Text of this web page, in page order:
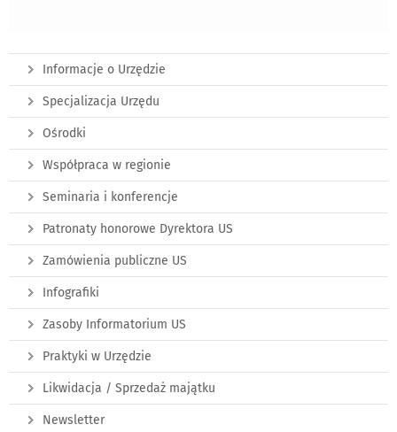
Informacje o Urzędzie
Specjalizacja Urzędu
Ośrodki
Współpraca w regionie
Seminaria i konferencje
Patronaty honorowe Dyrektora US
Zamówienia publiczne US
Infografiki
Zasoby Informatorium US
Praktyki w Urzędzie
Likwidacja / Sprzedaż majątku
Newsletter